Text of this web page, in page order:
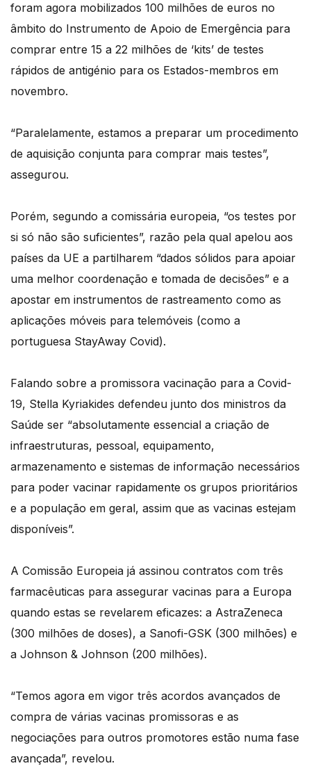
foram agora mobilizados 100 milhões de euros no
âmbito do Instrumento de Apoio de Emergência para
comprar entre 15 a 22 milhões de ‘kits’ de testes
rápidos de antigénio para os Estados-membros em
novembro.
“Paralelamente, estamos a preparar um procedimento
de aquisição conjunta para comprar mais testes”,
assegurou.
Porém, segundo a comissária europeia, “os testes por
si só não são suficientes”, razão pela qual apelou aos
países da UE a partilharem “dados sólidos para apoiar
uma melhor coordenação e tomada de decisões” e a
apostar em instrumentos de rastreamento como as
aplicações móveis para telemóveis (como a
portuguesa StayAway Covid).
Falando sobre a promissora vacinação para a Covid-
19, Stella Kyriakides defendeu junto dos ministros da
Saúde ser “absolutamente essencial a criação de
infraestruturas, pessoal, equipamento,
armazenamento e sistemas de informação necessários
para poder vacinar rapidamente os grupos prioritários
e a população em geral, assim que as vacinas estejam
disponíveis”.
A Comissão Europeia já assinou contratos com três
farmacêuticas para assegurar vacinas para a Europa
quando estas se revelarem eficazes: a AstraZeneca
(300 milhões de doses), a Sanofi-GSK (300 milhões) e
a Johnson & Johnson (200 milhões).
“Temos agora em vigor três acordos avançados de
compra de várias vacinas promissoras e as
negociações para outros promotores estão numa fase
avançada”, revelou.